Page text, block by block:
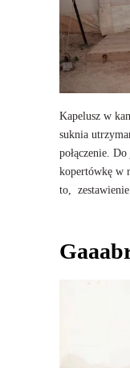
Kapelusz w
suknia
połączenie.
kopertówkę w
to,